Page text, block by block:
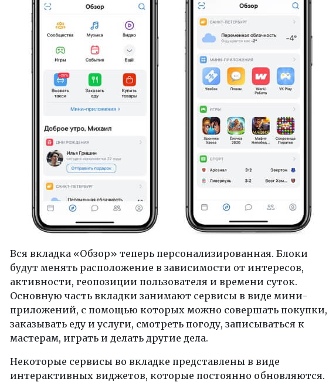
Вся вкладка «Обзор» теперь персонализированная. Блоки
будут менять расположение в зависимости от интересов,
активности, геопозиции пользователя и времени суток.
Основную часть вкладки занимают сервисы в виде мини-
приложений, с помощью которых можно совершать покупки,
заказывать еду и услуги, смотреть погоду, записываться к
мастерам, играть и делать другие дела.
Некоторые сервисы во вкладке представлены в виде
интерактивных виджетов, которые постоянно обновляются.